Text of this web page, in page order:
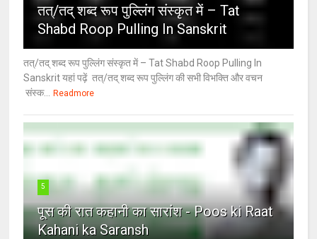
तत्/तद् शब्द रूप पुल्लिंग संस्कृत में – Tat
Shabd Roop Pulling In Sanskrit
तत्/तद् शब्द रूप पुल्लिंग संस्कृत में – Tat Shabd Roop Pulling In
Sanskrit यहां पढ़ें तत्/तद् शब्द रूप पुल्लिंग की सभी विभक्ति और वचन
संस्क...
Readmore
5
पूस की रात कहानी का सारांश - Poos ki Raat
Kahani ka Saransh